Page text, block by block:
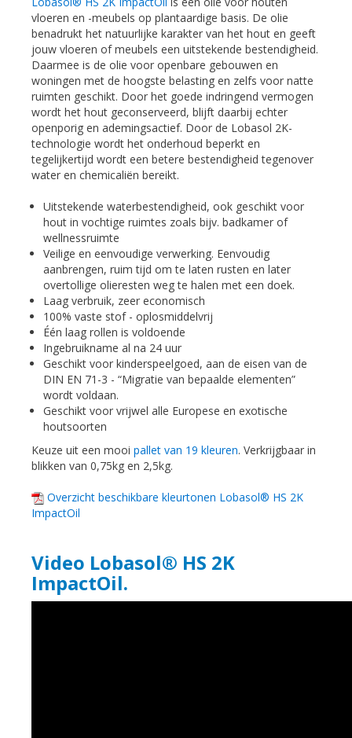
vloeren en -meubels op plantaardige basis. De olie
benadrukt het natuurlijke karakter van het hout en geeft
jouw vloeren of meubels een uitstekende bestendigheid.
Daarmee is de olie voor openbare gebouwen en
woningen met de hoogste belasting en zelfs voor natte
ruimten geschikt. Door het goede indringend vermogen
wordt het hout geconserveerd, blijft daarbij echter
openporig en ademingsactief. Door de Lobasol 2K-
technologie wordt het onderhoud beperkt en
tegelijkertijd wordt een betere bestendigheid tegenover
water en chemicaliën bereikt.
Uitstekende waterbestendigheid, ook geschikt voor
hout in vochtige ruimtes zoals bijv. badkamer of
wellnessruimte
Veilige en eenvoudige verwerking. Eenvoudig
aanbrengen, ruim tijd om te laten rusten en later
overtollige olieresten weg te halen met een doek.
Laag verbruik, zeer economisch
100% vaste stof - oplosmiddelvrij
Één laag rollen is voldoende
Ingebruikname al na 24 uur
Geschikt voor kinderspeelgoed, aan de eisen van de
DIN EN 71-3 - “Migratie van bepaalde elementen”
wordt voldaan.
Geschikt voor vrijwel alle Europese en exotische
houtsoorten
Keuze uit een mooi pallet van 19 kleuren. Verkrijgbaar in
blikken van 0,75kg en 2,5kg.
Overzicht beschikbare kleurtonen Lobasol® HS 2K
ImpactOil
Video Lobasol® HS 2K
ImpactOil.